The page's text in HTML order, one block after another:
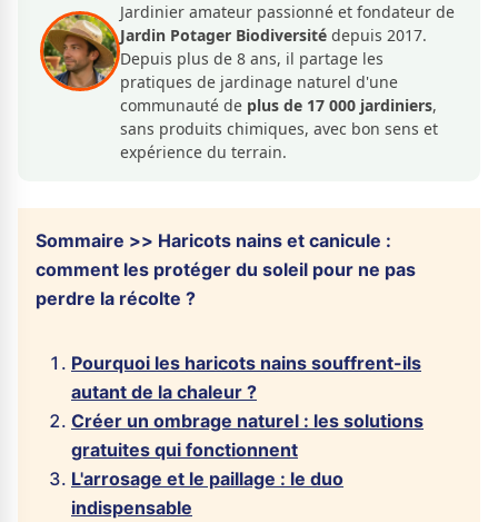
Jardinier amateur passionné et fondateur de
Jardin Potager Biodiversité depuis 2017.
Depuis plus de 8 ans, il partage les
pratiques de jardinage naturel d'une
communauté de plus de 17 000 jardiniers,
sans produits chimiques, avec bon sens et
expérience du terrain.
Sommaire >> Haricots nains et canicule :
comment les protéger du soleil pour ne pas
perdre la récolte ?
Pourquoi les haricots nains souffrent-ils
autant de la chaleur ?
Créer un ombrage naturel : les solutions
gratuites qui fonctionnent
L'arrosage et le paillage : le duo
indispensable